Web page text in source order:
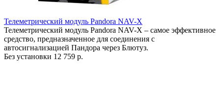
Телеметрический модуль Pandora NAV-X
Телеметрический модуль Pandora NAV-X – самое эффективное
средство, предназначенное для соединения с
автосигнализацией Пандора через Блютуз.
Без установки 12 759 р.